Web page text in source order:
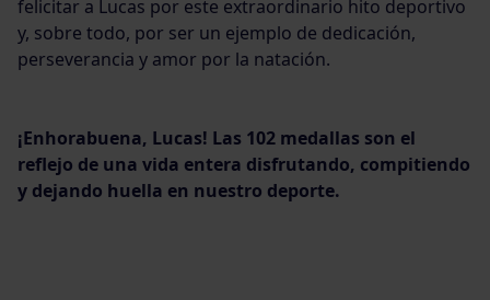
felicitar a Lucas por este extraordinario hito deportivo
y, sobre todo, por ser un ejemplo de dedicación,
perseverancia y amor por la natación.
¡Enhorabuena, Lucas! Las 102 medallas son el
reflejo de una vida entera disfrutando, compitiendo
y dejando huella en nuestro deporte.